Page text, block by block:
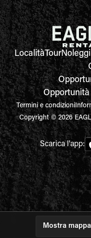
Mostra mappa
LocalitàTourNoleggi
Termini e condizioni
Copyright © 2026
Scarica l'app: